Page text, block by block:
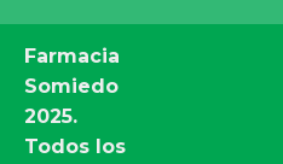
Farmacia
Somiedo
2025.
Todos los